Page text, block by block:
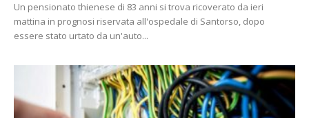
Un pensionato thienese di 83 anni si trova ricoverato da ieri
mattina in prognosi riservata all'ospedale di Santorso, dopo
essere stato urtato da un'auto...